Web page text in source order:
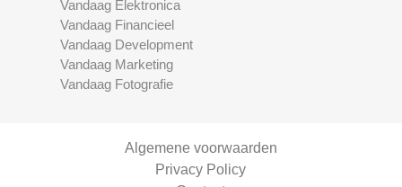
Vandaag Elektronica
Vandaag Financieel
Vandaag Development
Vandaag Marketing
Vandaag Fotografie
Algemene voorwaarden
Privacy Policy